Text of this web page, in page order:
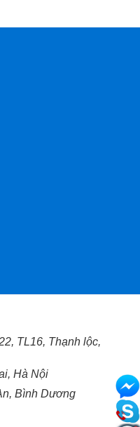
TL16, Thạnh lộc,
Hà Nội
Bình Dương